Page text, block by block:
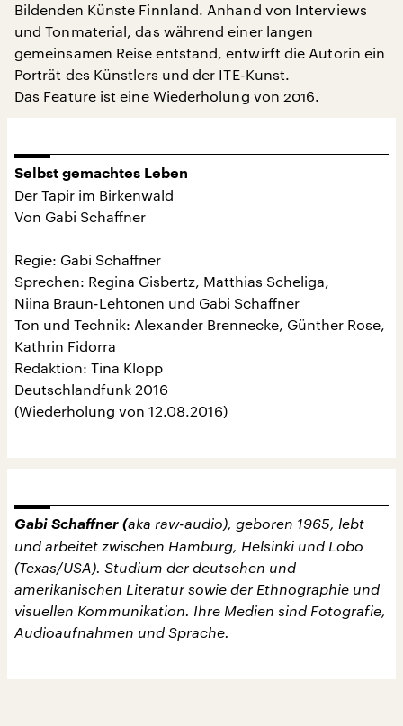
Bildenden Künste Finnland. Anhand von Interviews
und Tonmaterial, das während einer langen
gemeinsamen Reise entstand, entwirft die Autorin ein
Porträt des Künstlers und der ITE-Kunst.
Das Feature ist eine Wiederholung von 2016.
Selbst gemachtes Leben
Der Tapir im Birkenwald
Von Gabi Schaffner
Regie: Gabi Schaffner
Sprechen: Regina Gisbertz, Matthias Scheliga,
Niina Braun-Lehtonen und Gabi Schaffner
Ton und Technik: Alexander Brennecke, Günther Rose,
Kathrin Fidorra
Redaktion: Tina Klopp
Deutschlandfunk 2016
(Wiederholung von 12.08.2016)
Gabi Schaffner (aka raw-audio), geboren 1965, lebt
und arbeitet zwischen Hamburg, Helsinki und Lobo
(Texas/USA). Studium der deutschen und
amerikanischen Literatur sowie der Ethnographie und
visuellen Kommunikation. Ihre Medien sind Fotografie,
Audioaufnahmen und Sprache.